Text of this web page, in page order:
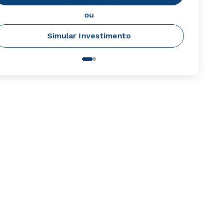
ou
Simular Investimento